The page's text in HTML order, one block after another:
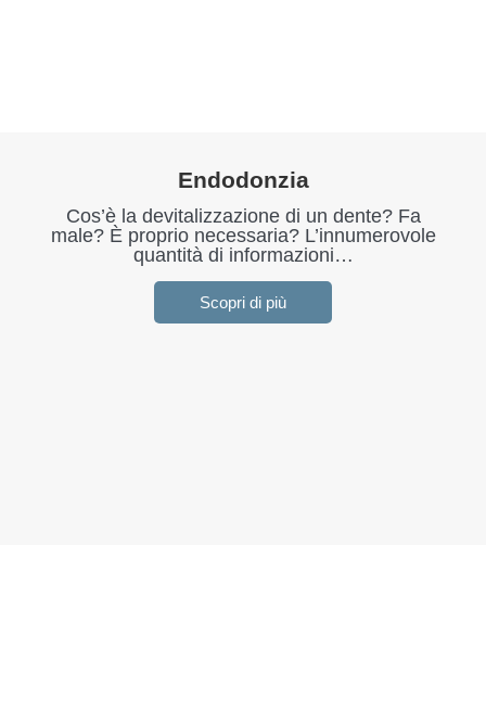
Endodonzia
Cos’è la devitalizzazione di un dente? Fa
male? È proprio necessaria? L’innumerovole
quantità di informazioni…
Scopri di più